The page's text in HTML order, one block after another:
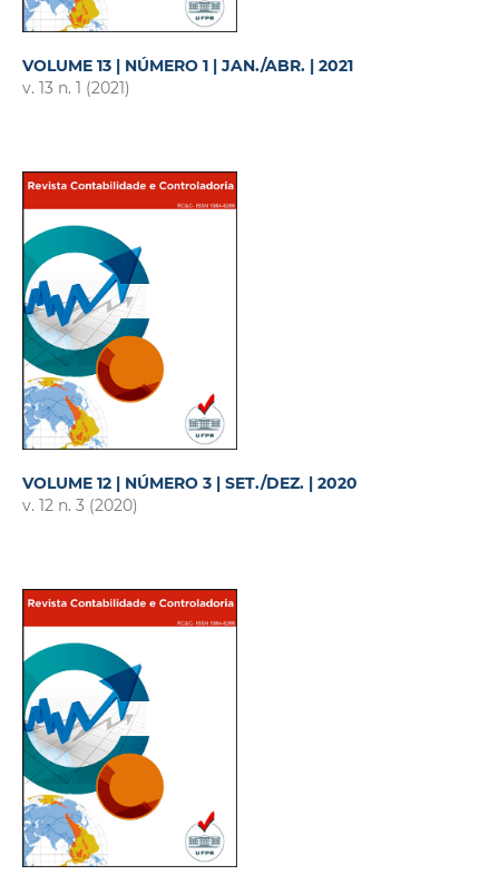
VOLUME 13 | NÚMERO 1 | JAN./ABR. | 2021
v. 13 n. 1 (2021)
VOLUME 12 | NÚMERO 3 | SET./DEZ. | 2020
v. 12 n. 3 (2020)